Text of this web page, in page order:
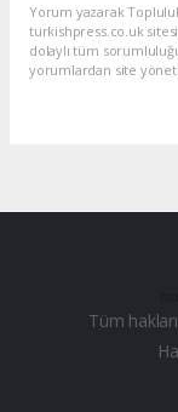
Yorum yazarak
turkishpress.co.uk
dolaylı tüm
yorumlardan site
Tüm